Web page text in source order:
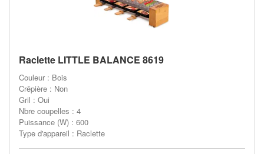
Raclette LITTLE BALANCE 8619
Couleur : Bois
Crêpière : Non
Gril : Oui
Nbre coupelles : 4
Puissance (W) : 600
Type d'appareil : Raclette